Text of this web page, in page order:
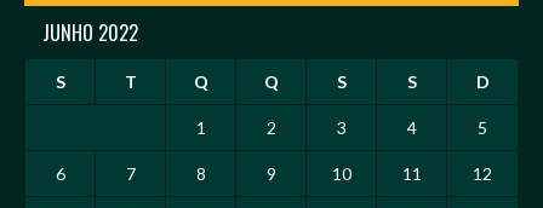
JUNHO 2022
S T Q Q S S D
1 2 3 4 5
6 7 8 9 10 11 12